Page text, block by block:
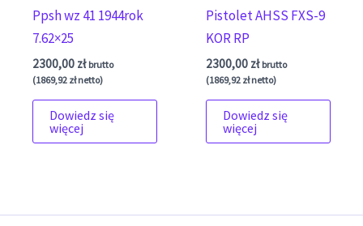
Ppsh wz 41 1944rok
7.62×25
2300,00 zł brutto
(1869,92 złnetto)
Dowiedz się
więcej
Pistolet AHSS FXS-9
KOR RP
2300,00 zł brutto
(1869,92 złnetto)
Dowiedz się
więcej